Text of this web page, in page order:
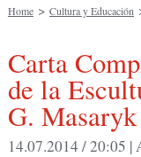
Home> Cultura y Educación
Carta Compromiso: Preservación
de la
G.
14.07.2014 / 20:05 |